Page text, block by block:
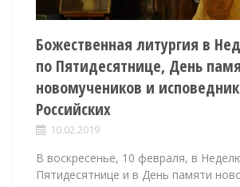
Божественная литургия в
по Пятидесятнице, День
новомучеников и
Российских
10.02.2019
В воскресенье, 10 февраля, в
Пятидесятнице и в День памяти